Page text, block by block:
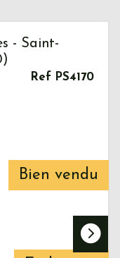
Bien vendu
- Saint-
Ref PS4170